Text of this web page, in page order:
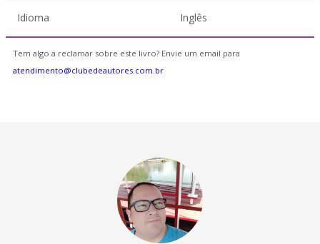
Idioma Inglês
Tem algo a reclamar sobre este livro? Envie um email para
atendimento@clubedeautores.com.br